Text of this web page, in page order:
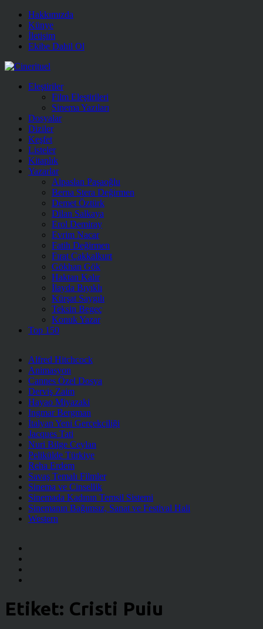
Hakkımızda
Künye
İletişim
Ekibe Dahil Ol
Eleştiriler
Film Eleştirileri
Sinema Yazıları
Dosyalar
Diziler
Keşfet
Listeler
Kitaplık
Yazarlar
Alpaslan Paşaoğlu
Berna Stera Değirmen
Demet Öztürk
Dilan Salkaya
Erol Demiray
Evrim Nacar
Fatih Değirmen
Fırat Çakkalkurt
Gökhan Gök
Haktan Kalır
İlayda Bıyıklı
Kürşat Saygılı
Teksin Begeç
Konuk Yazar
Top 150
Alfred Hitchcock
Animasyon
Cannes Özel Dosya
Derviş Zaim
Hayao Miyazaki
Ingmar Bergman
İtalyan Yeni Gerçekçiliği
Jacques Tati
Nuri Bilge Ceylan
Pelikülde Türkiye
Reha Erdem
Savaş Temalı Filmler
Sinema ve Cinsellik
Sinemada Kadının Temsil Sistemi
Sinemanın Bağımsız, Sanat ve Festival Hali
Western
Etiket: Cristi Puiu